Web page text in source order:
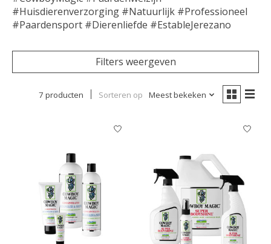
#Huisdierenverzorging #Natuurlijk #Professioneel
#Paardensport #Dierenliefde #EstableJerezano
Filters weergeven
7 producten Sorteren op Meest bekeken